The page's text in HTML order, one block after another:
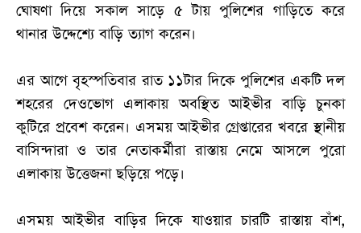
ঘোষণা দিয়ে সকাল সাড়ে ৫ টায় পুলিশের গাড়িতে করে
থানার উদ্দেশ্যে বাড়ি ত্যাগ করেন।
এর আগে বৃহস্পতিবার রাত ১১টার দিকে পুলিশের একটি দল
শহরের দেওভোগ এলাকায় অবস্থিত আইভীর বাড়ি চুনকা
কুটিরে প্রবেশ করেন। এসময় আইভীর গ্রেপ্তারের খবরে স্থানীয়
বাসিন্দারা ও তার নেতাকর্মীরা রাস্তায় নেমে আসলে পুরো
এলাকায় উত্তেজনা ছড়িয়ে পড়ে।
এসময় আইভীর বাড়ির দিকে যাওয়ার চারটি রাস্তায় বাঁশ,